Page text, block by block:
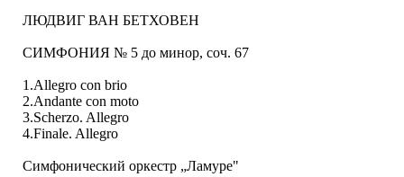
ЛЮДВИГ ВАН БЕТХОВЕН
СИМФОНИЯ № 5 до минор, соч. 67
1.Allegro con brio
2.Andante con moto
3.Scherzo. Allegro
4.Finale. Allegro
Симфонический оркестр „Ламуре"